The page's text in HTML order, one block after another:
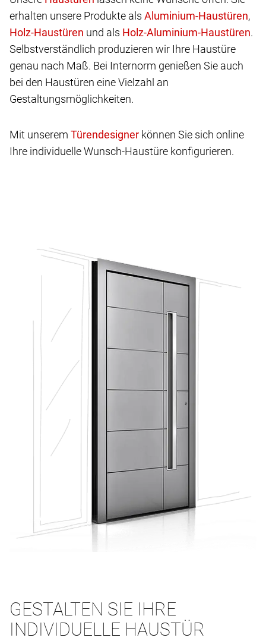
erhalten unsere Produkte als
,
und als
.
Selbstverständlich produzieren wir Ihre Haustüre
genau nach Maß. Bei Internorm genießen Sie auch
bei den Haustüren eine Vielzahl an
Gestaltungsmöglichkeiten.
Mit unserem
können Sie sich online
Ihre individuelle Wunsch-Haustüre konfigurieren.
GESTALTEN SIE IHRE
INDIVIDUELLE HAUSTÜR